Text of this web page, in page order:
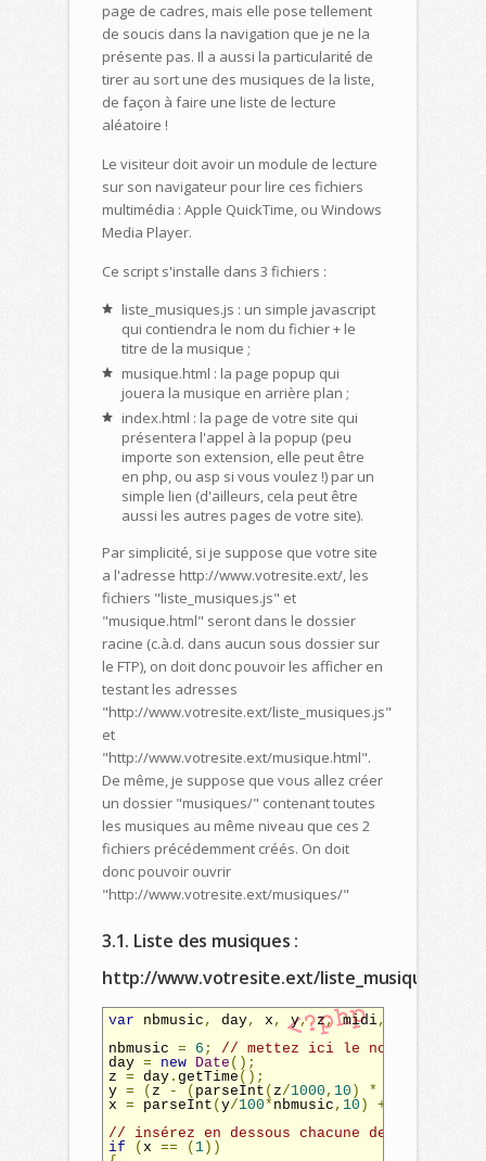
page de cadres, mais elle pose tellement
de soucis dans la navigation que je ne la
présente pas. Il a aussi la particularité de
tirer au sort une des musiques de la liste,
de façon à faire une liste de lecture
aléatoire !
Le visiteur doit avoir un module de lecture
sur son navigateur pour lire ces fichiers
multimédia : Apple QuickTime, ou Windows
Media Player.
Ce script s'installe dans 3 fichiers :
liste_musiques.js : un simple javascript
qui contiendra le nom du fichier + le
titre de la musique ;
musique.html : la page popup qui
jouera la musique en arrière plan ;
index.html : la page de votre site qui
présentera l'appel à la popup (peu
importe son extension, elle peut être
en php, ou asp si vous voulez !) par un
simple lien (d'ailleurs, cela peut être
aussi les autres pages de votre site).
Par simplicité, si je suppose que votre site
a l'adresse http://www.votresite.ext/, les
fichiers "liste_musiques.js" et
"musique.html" seront dans le dossier
racine (c.à.d. dans aucun sous dossier sur
le FTP), on doit donc pouvoir les afficher en
testant les adresses
"http://www.votresite.ext/liste_musiques.js"
et
"http://www.votresite.ext/musique.html".
De même, je suppose que vous allez créer
un dossier "musiques/" contenant toutes
les musiques au même niveau que ces 2
fichiers précédemment créés. On doit
donc pouvoir ouvrir
"http://www.votresite.ext/musiques/"
3.1. Liste des musiques :
http://www.votresite.ext/liste_musiques.js
var nbmusic , day, x , y, z, midi,
nbmusic = 6 ;
// mettez ici le nombre de
day = new Date ();
z = day . getTime ();
y = ( z - ( parseInt ( z/1000 , 10 ) *
x = parseInt ( y/100* nbmusic , 10 ) +
// insérez en dessous chacune des
if
( x == ( 1 ))